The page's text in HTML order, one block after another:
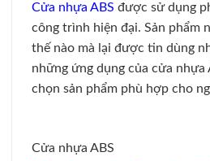
Cửa nhựa ABS được sử dụng
công trình hiện đại. Sản phẩm
thế nào mà lại được tin dùng
những ứng dụng của cửa nhựa
chọn sản phẩm phù hợp cho
Cửa nhựa ABS